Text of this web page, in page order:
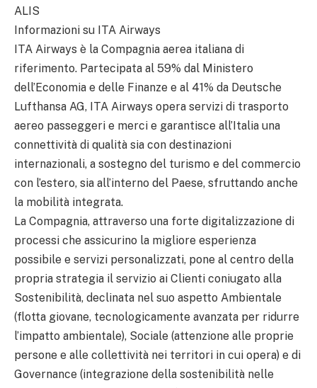
ALIS
Informazioni su ITA Airways
ITA Airways è la Compagnia aerea italiana di
riferimento. Partecipata al 59% dal Ministero
dell’Economia e delle Finanze e al 41% da Deutsche
Lufthansa AG, ITA Airways opera servizi di trasporto
aereo passeggeri e merci e garantisce all’Italia una
connettività di qualità sia con destinazioni
internazionali, a sostegno del turismo e del commercio
con l’estero, sia all’interno del Paese, sfruttando anche
la mobilità integrata.
La Compagnia, attraverso una forte digitalizzazione di
processi che assicurino la migliore esperienza
possibile e servizi personalizzati, pone al centro della
propria strategia il servizio ai Clienti coniugato alla
Sostenibilità, declinata nel suo aspetto Ambientale
(flotta giovane, tecnologicamente avanzata per ridurre
l’impatto ambientale), Sociale (attenzione alle proprie
persone e alle collettività nei territori in cui opera) e di
Governance (integrazione della sostenibilità nelle